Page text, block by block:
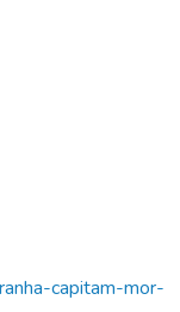
capitam-mor-